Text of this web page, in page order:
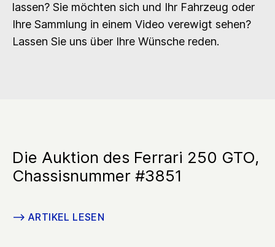
lassen? Sie möchten sich und Ihr Fahrzeug oder
Ihre Sammlung in einem Video verewigt sehen?
Lassen Sie uns über Ihre Wünsche reden.
Die Auktion des Ferrari 250 GTO,
Chassisnummer #3851
–> ARTIKEL LESEN